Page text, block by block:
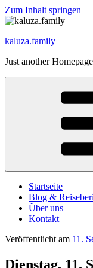
Zum Inhalt springen
kaluza.family
Just another Homepage
Startseite
Blog &
Über uns
Kontakt
Veröffentlicht am 11.
Dienstag, 11.